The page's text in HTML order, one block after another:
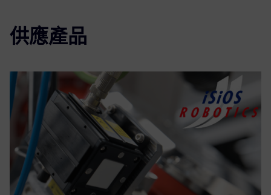
供應產品